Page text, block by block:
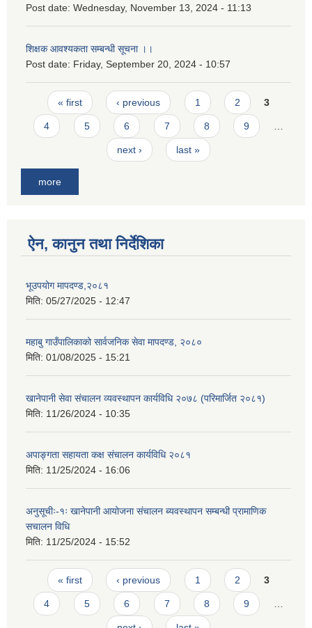
Post date: Wednesday, November 13, 2024 - 11:13
शिक्षक आवश्यकता सम्बन्धी सूचना ।।
Post date: Friday, September 20, 2024 - 10:57
Pages
« first ‹ previous 1 2 3
4 5 6 7 8 9
next › last »
more
ऐन, कानुन तथा निर्देशिका
भूउपयोग मापदण्ड,२०८१
मिति: 05/27/2025 - 12:47
महाबु गाउँपालिकाको सार्वजनिक सेवा मापदण्ड, २०८०
मिति: 01/08/2025 - 15:21
खानेपानी सेवा संचालन व्यवस्थापन कार्यविधि २०७८ (परिमार्जित २०८१)
मिति: 11/26/2024 - 10:35
अपाङ्गता सहायता कक्ष संचालन कार्यविधि २०८१
मिति: 11/25/2024 - 16:06
अनुसूचीः-१ः खानेपानी आयोजना संचालन ब्यवस्थापन सम्बन्धी प्रामाणिक
स‌चालन विधि
मिति: 11/25/2024 - 15:52
Pages
« first ‹ previous 1 2 3
4 5 6 7 8 9